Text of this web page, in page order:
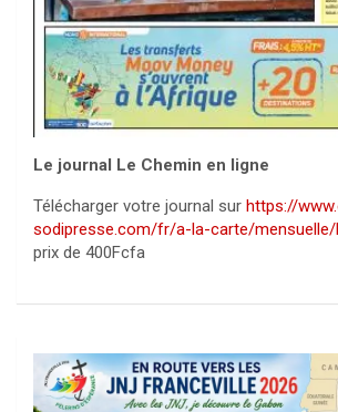
Le journal Le Chemin en ligne
Télécharger votre journal sur https://
sodipresse.com/fr/a-la-carte/
prix de 400Fcfa